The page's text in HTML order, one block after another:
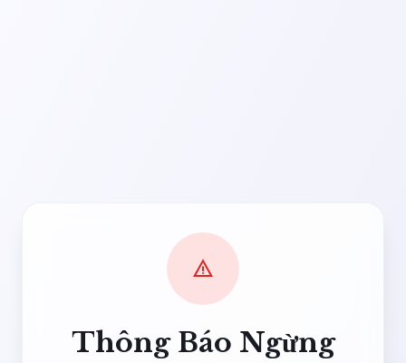
warning
Thông Báo Ngừng